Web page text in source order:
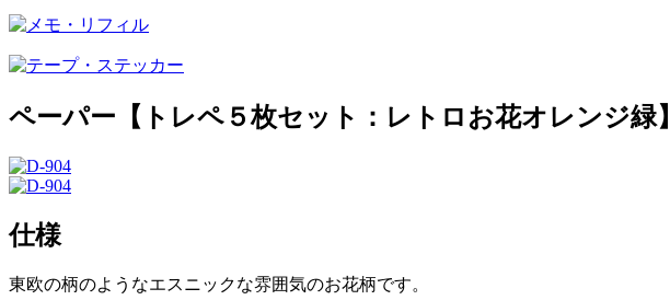
ペーパー【トレペ５枚セット：レトロお花オレンジ緑】
仕様
東欧の柄のようなエスニックな雰囲気のお花柄です。